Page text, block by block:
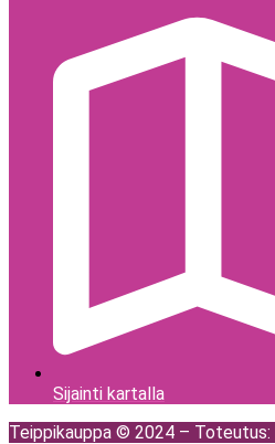
Sijainti kartalla
Teippikauppa © 2024 – Toteutus: